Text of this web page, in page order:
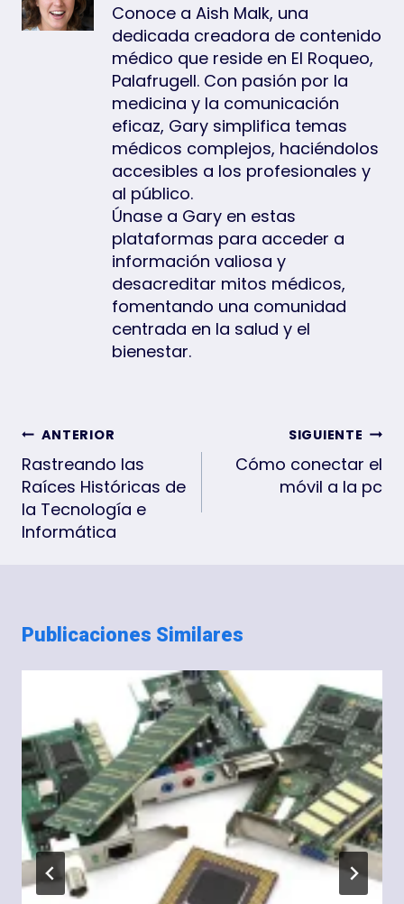
Conoce a Aish Malk, una
dedicada creadora de contenido
médico que reside en El Roqueo,
Palafrugell. Con pasión por la
medicina y la comunicación
eficaz, Gary simplifica temas
médicos complejos, haciéndolos
accesibles a los profesionales y
al público.
Únase a Gary en estas
plataformas para acceder a
información valiosa y
desacreditar mitos médicos,
fomentando una comunidad
centrada en la salud y el
bienestar.
Navegación
De
Entradas
ANTERIOR
Rastreando las
Raíces Históricas de
la Tecnología e
Informática
SIGUIENTE
Cómo conectar el
móvil a la pc
Publicaciones Similares